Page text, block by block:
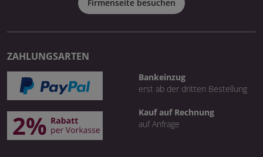
Firmenseite besuchen
ZAHLUNGSARTEN
Bankeinzug
erst ab der dritten Bestellung
Kauf auf Rechnung
auf Anfrage